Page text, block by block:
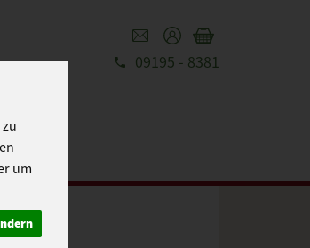
um
09195 - 8381